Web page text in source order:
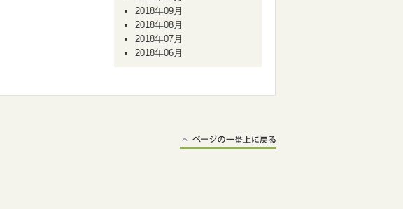
2018年09月
2018年08月
2018年07月
2018年06月